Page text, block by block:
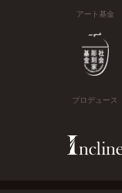
アート基金
プロデュース